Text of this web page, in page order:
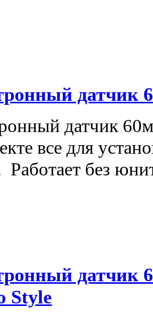
датчик
датчик
все для
Работает без
датчик
Style